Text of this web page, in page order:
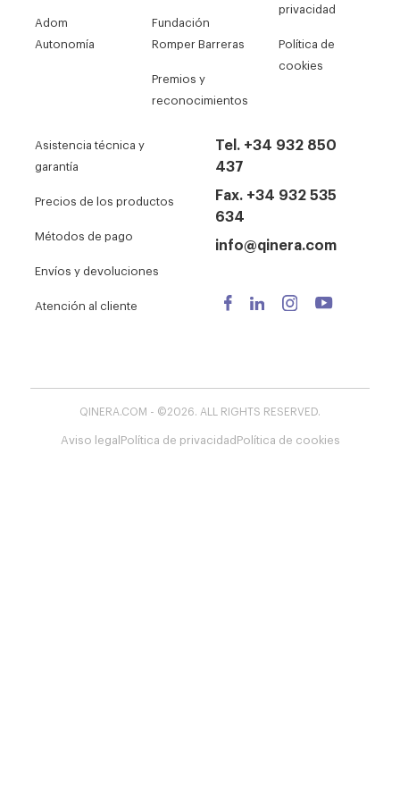
Adom
Autonomía
Fundación
Romper Barreras
Premios y
reconocimientos
privacidad
Política de
cookies
Asistencia técnica y
garantía
Precios de los productos
Métodos de pago
Envíos y devoluciones
Atención al cliente
Tel. +34 932 850
437
Fax. +34 932 535
634
info@qinera.com
QINERA.COM - ©2026. ALL RIGHTS RESERVED.
Aviso legalPolítica de privacidadPolítica de cookies